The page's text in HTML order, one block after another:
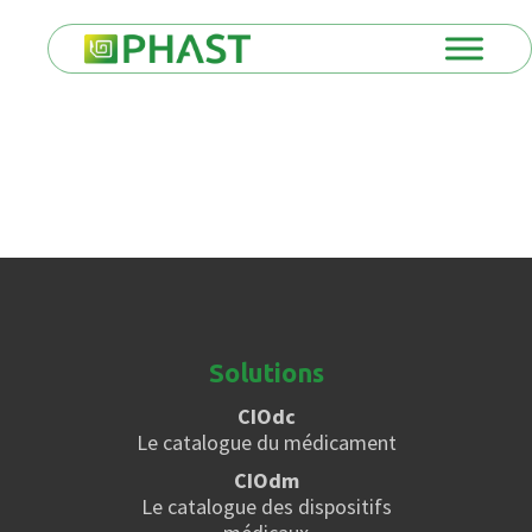
Solutions
CIOdc
Le catalogue du médicament
CIOdm
Le catalogue des dispositifs